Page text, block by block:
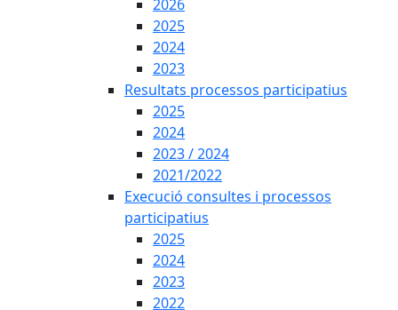
2026
2025
2024
2023
Resultats processos participatius
2025
2024
2023 / 2024
2021/2022
Execució consultes i processos
participatius
2025
2024
2023
2022